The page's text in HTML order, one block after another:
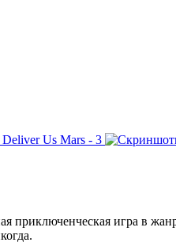
приключенческая игра в